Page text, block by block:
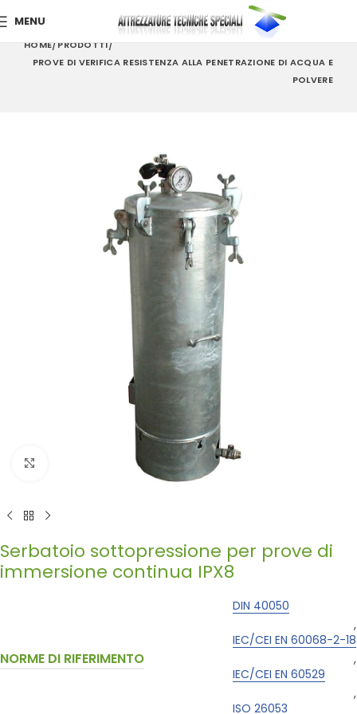
MENU
HOME PRODOTTI
PROVE DI VERIFICA RESISTENZA ALLA PENETRAZIONE DI ACQUA E
POLVERE
Serbatoio sottopressione per prove di
immersione continua IPX8
NORME DI RIFERIMENTO
DIN 40050
,
IEC/CEI EN 60068-2-18
,
IEC/CEI EN 60529
,
ISO 26053